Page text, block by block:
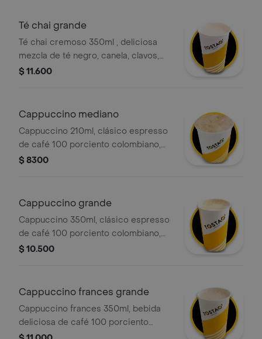
calidad artesanal de tostao.
Té chai grande
Té chai cremoso 350ml , deliciosa
mezcla de té negro, canela, clavos,
jengibre y leche deslactosada .
$ 11.600
Cappuccino mediano
Cappuccino 210ml, clásico espresso
de café 100 porciento colombiano,
con la proporción perfecta de leche
$ 8300
Cappuccino grande
Cappuccino 350ml, clásico espresso
de café 100 porciento colombiano,
con la proporción perfecta de leche
$ 10.500
Cappuccino frances grande
Cappuccino frances 350ml, bebida
deliciosa de café 100 porciento
colombiano, leche deslactosada,